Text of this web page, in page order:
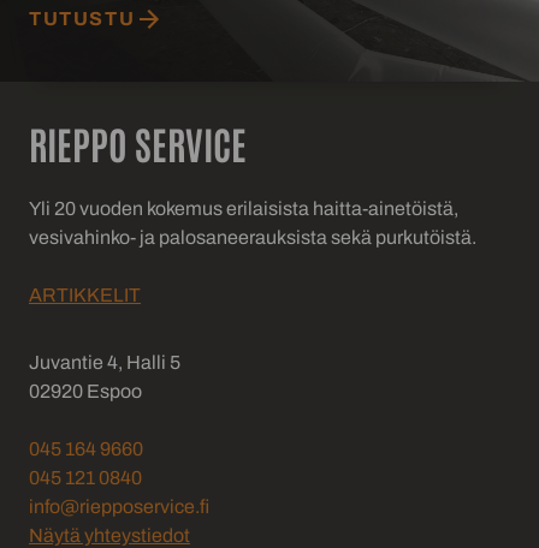
TUTUSTU
RIEPPO SERVICE
Yli 20 vuoden kokemus erilaisista haitta-ainetöistä,
vesivahinko- ja palosaneerauksista sekä purkutöistä.
ARTIKKELIT
Juvantie 4, Halli 5
02920 Espoo
045 164 9660
045 121 0840
info@riepposervice.fi
Näytä yhteystiedot